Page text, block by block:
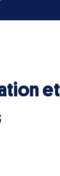
et